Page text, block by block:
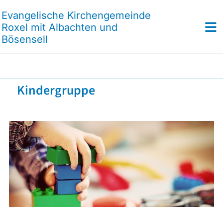
Evangelische Kirchengemeinde
Roxel mit Albachten und
Bösensell
Kindergruppe